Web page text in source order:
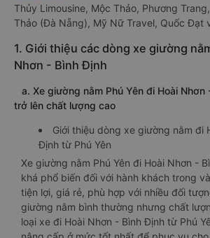
Thủy Limousine, Mộc Thảo, Phương
Thảo (Đà Nẵng), Mỹ Nữ Travel, Quốc Đạt
1. Giới thiệu các dòng xe giường
Nhơn - Bình Định
a. Xe giường nằm Phú Yên đi Hoài
trở lên chất lượng cao
Giới thiệu dòng xe giường nằm đi
Định từ Phú Yên
Xe giường nằm Phú Yên đi Hoài Nhơn -
khá phổ biến đối với hành khách trong
tiện lợi, giá rẻ, phù hợp với nhiều đối
giường nằm bình thường nhưng chất
loại xe đi Hoài Nhơn - Bình Định từ Phú